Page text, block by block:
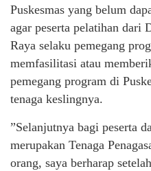
Puskesmas yang belum
agar peserta pelatihan dari
Raya selaku pemegang
memfasilitasi atau
pemegang program di
tenaga keslingnya.
”Selanjutnya bagi peserta
merupakan Tenaga
orang, saya berharap